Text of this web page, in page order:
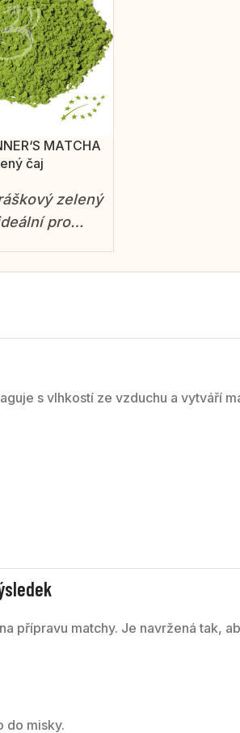
MATCHA
čaj
zelený
pro
jemně
a
s vlhkostí ze vzduchu a vytváří
přípravu matchy. Je navržená tak,
do misky.